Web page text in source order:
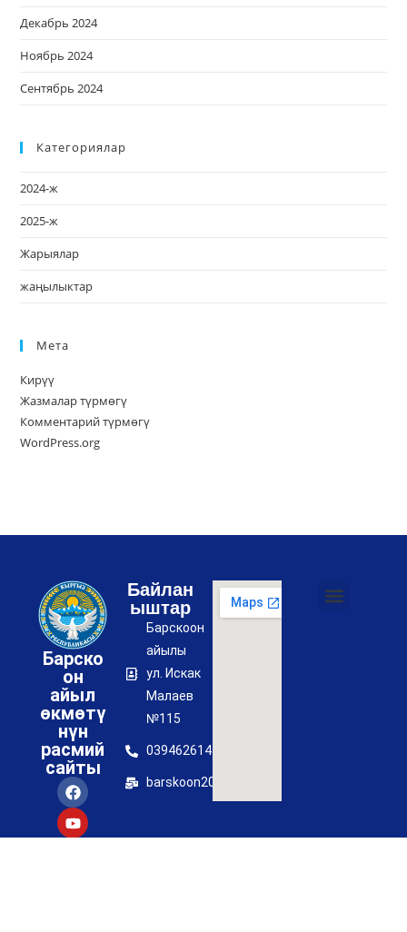
Декабрь 2024
Ноябрь 2024
Сентябрь 2024
Категориялар
2024-ж
2025-ж
Жарыялар
жаңылыктар
Мета
Кирүү
Жазмалар түрмөгү
Комментарий түрмөгү
WordPress.org
Барско
он
айыл
өкмөтү
нүн
расмий
сайты
Байлан
ыштар
Барскоон
айылы
ул. Искак
Малаев
№115
0394626145
barskoon2017@mail.ru